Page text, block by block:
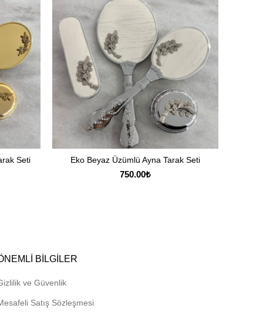
Seti SEPETE EKLE
Eko Beyaz Üzümlü Ayna Tarak Seti
750.00₺
BILGILER
ve Güvenlik
Satış Sözleşmesi